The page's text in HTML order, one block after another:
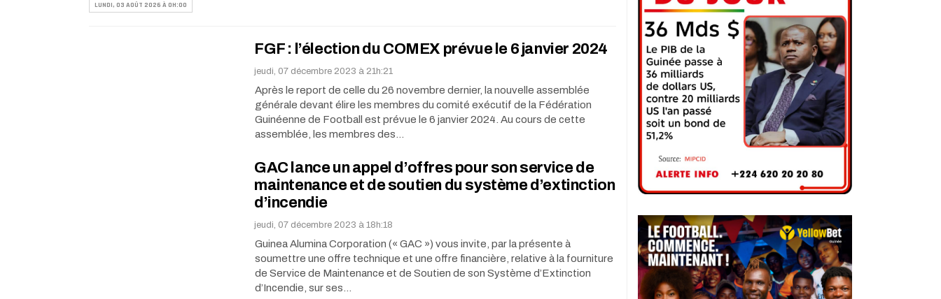
LUNDI, 03 AOÛT 2026 À 0H:00
FGF : l’élection du COMEX prévue le 6 janvier 2024
jeudi, 07 décembre 2023 à 21h:21
Après le report de celle du 26 novembre dernier, la nouvelle assemblée
générale devant élire les membres du comité exécutif de la Fédération
Guinéenne de Football est prévue le 6 janvier 2024. Au cours de cette
assemblée, les membres des…
GAC lance un appel d’offres pour son service de
maintenance et de soutien du système d’extinction
d’incendie
jeudi, 07 décembre 2023 à 18h:18
Guinea Alumina Corporation (« GAC ») vous invite, par la présente à
soumettre une offre technique et une offre financière, relative à la fourniture
de Service de Maintenance et de Soutien de son Système d’Extinction
d’Incendie, sur ses…